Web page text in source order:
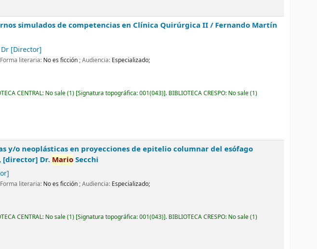
simulados de competencias en Clínica Quirúrgica II / Fernando Martín
[Director]
literaria: No es ficción; Audiencia: Especializado;
CENTRAL: No sale(1) Signatura topográfica:001(043) . BIBLIOTECA CRESPO: No sale(1)
y/o neoplásticas en proyecciones de epitelio columnar del esófago
[director] Dr. MarioSecchi
literaria: No es ficción; Audiencia: Especializado;
CENTRAL: No sale(1) Signatura topográfica:001(043) . BIBLIOTECA CRESPO: No sale(1)